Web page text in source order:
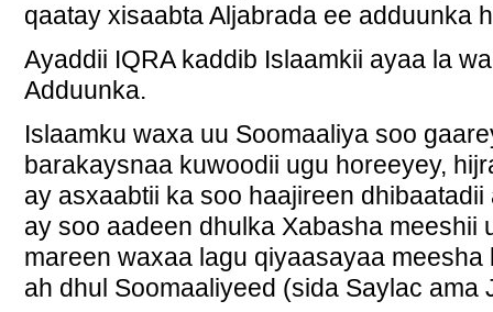
qaatay xisaabta Aljabrada ee adduunka
Ayaddii IQRA kaddib Islaamkii ayaa la
Adduunka.
Islaamku waxa uu Soomaaliya soo
barakaysnaa kuwoodii ugu horeeyey,
ay asxaabtii ka soo haajireen
ay soo aadeen dhulka Xabasha meeshii
mareen waxaa lagu qiyaasayaa
ah dhul Soomaaliyeed (sida Saylac ama